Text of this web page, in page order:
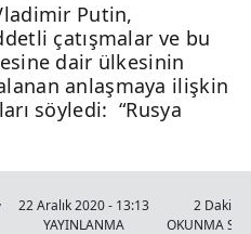
Putin,
çatışmalar ve bu
dair ülkesinin
anlaşmaya ilişkin
söyledi: “Rusya
22 Aralık 2020 - 13:13
YAYINLANMA
2 Dakika
OKUNMA